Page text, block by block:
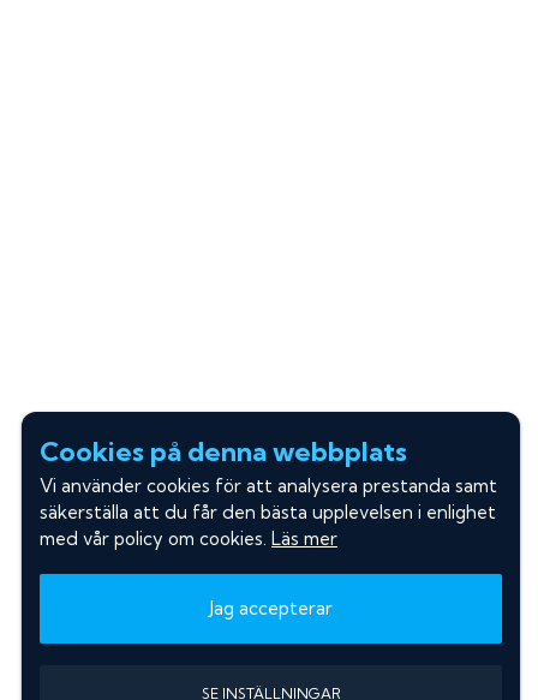
Cookies på denna webbplats
Vi använder cookies för att analysera prestanda samt
säkerställa att du får den bästa upplevelsen i enlighet
med vår policy om cookies. Läs mer
Jag accepterar
SE INSTÄLLNINGAR